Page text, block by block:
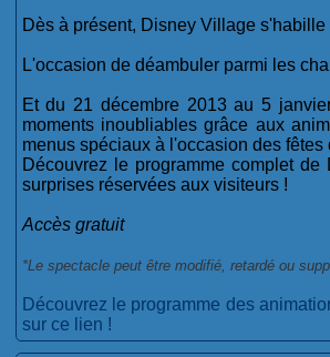
Dès à présent, Disney Village
L'occasion de déambuler parmi les
Et du 21 décembre 2013 au 5
moments inoubliables grâce aux
menus spéciaux à l'occasion des
Découvrez le programme complet
surprises réservées aux visiteurs !
Accès gratuit
*Le spectacle peut être modifié, retardé ou
Découvrez le programme des
sur ce lien !